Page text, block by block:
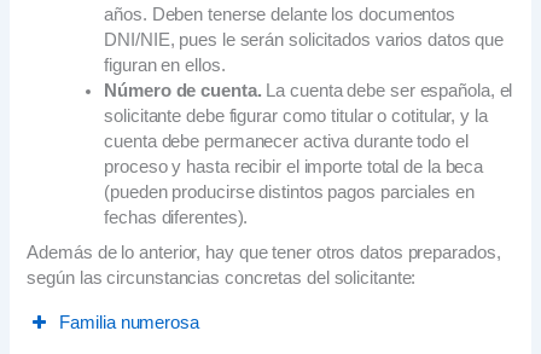
años. Deben tenerse delante los documentos
DNI/NIE, pues le serán solicitados varios datos que
figuran en ellos.
Número de cuenta. La cuenta debe ser española, el
solicitante debe figurar como titular o cotitular, y la
cuenta debe permanecer activa durante todo el
proceso y hasta recibir el importe total de la beca
(pueden producirse distintos pagos parciales en
fechas diferentes).
Además de lo anterior, hay que tener otros datos preparados,
según las circunstancias concretas del solicitante:
Familia numerosa